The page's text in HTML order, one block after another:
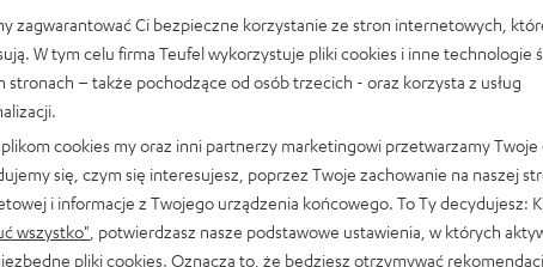
w Berlinie gwarantuje
m zapewnia głębokie basy
pomieszczeń o powierzchni
AAC, a także HDMI (ARC,
zagwarantować Ci bezpieczne korzystanie ze stron internetowych,
W tym celu firma Teufel wykorzystuje pliki cookies i inne technologie
stronach – także pochodzące od osób trzecich - oraz korzysta z usług
cookies my oraz inni partnerzy marketingowi przetwarzamy Twoje
się, czym się interesujesz, poprzez Twoje zachowanie na naszej
i informacje z Twojego urządzenia końcowego. To Ty decydujesz:
wszystko" , potwierdzasz nasze podstawowe ustawienia, w których
pliki cookies. Oznacza to, że będziesz otrzymywać